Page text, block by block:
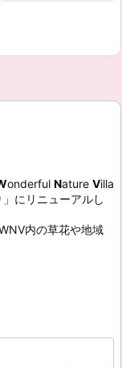
onderful Nature Villa
にリニューアルし
内の草花や地域